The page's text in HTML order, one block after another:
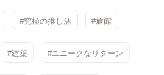
#究極の推し活 #旅館
#建築 #ユニークなリターン